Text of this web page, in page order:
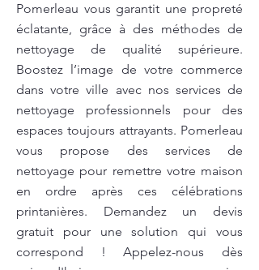
Pomerleau vous garantit une propreté
éclatante, grâce à des méthodes de
nettoyage de qualité supérieure.
Boostez l’image de votre commerce
dans votre ville avec nos services de
nettoyage professionnels pour des
espaces toujours attrayants. Pomerleau
vous propose des services de
nettoyage pour remettre votre maison
en ordre après ces célébrations
printanières. Demandez un devis
gratuit pour une solution qui vous
correspond ! Appelez-nous dès